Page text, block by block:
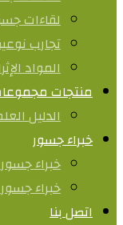
لقاءات
تجارب
المواد
منتجات
الدليل
خبراء جسور
خبراء
خبراء
اتصل بنا